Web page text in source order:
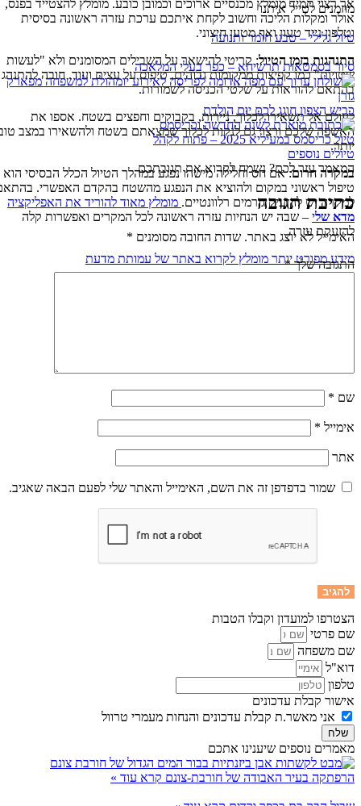
אך רצוי תמיד מומלץ מכנסיים ארוכים וכמובן כובע. מומלץ להצטייד בפנס,
אולר ומקלות הליכה וחשוב לקחת איתכם ערכת עזרה ראשונה בסיסית
וטלפון נייד טעון ואף מטען חיצוני.
התנהגות בזמן הטיול: קריטי להישאר על השבילים המסומנים ולא "לעשות
שטויות" כמו קפיצות ממקומות גבוהים, טיפוס על עצים ועוד. חובה להתנהג
בהתאם להוראות על שלטי הכניסה לשמורות.
לעולם אל תשאירו לכלוך, ניירות, בקבוקים וחפצים בשטח. אספו את
האשפה שלכם ורצוי גם לנקות לכלוך שמצאתם בשטח ולהשאירו במצב טוב
יותר.
במקרה חרום: אם חס וחלילה מישהו נפגע במהלך הטיול הכלל הבסיסי הוא
טיפול ראשוני במקום ולהוציא את הנפגע מהשטח בהקדם האפשרי. בהתאם
למקרה יש להזעיק גורמים רלוונטיים. מומלץ מאוד להוריד את האפליקציה
מדא שלי– שבה יש הנחיות עזרה ראשונה לכל המקרים ואפשרות קלה
להזעקת עזרה.
מידע מפורט יותר מומלץ לקרוא באתר של עמותת מדעת
מוזמנים לטייל איתנו
טיול גלילי – טבע חומר ותנועה
סיור בסמטאות תרשיחא – כפר בעלי המלאכה
כביש הצפון חוגג לכם יום הולדת
טיול כריסמס במעיליא 2025 – פתוח לקהל
טיולים נוספים
המאמר עזר לכם? נשמח לקרוא את תגובתכם
כתיבת תגובה
האימייל לא יוצג באתר. שדות החובה מסומנים*
התגובה שלך*
שם*
אימייל*
אתר
שמור בדפדפן זה את השם, האימייל והאתר שלי לפעם הבאה שאגיב.
הצטרפו למועדון וקבלו הטבות
שם פרטי
שם משפחה
דוא"ל
טלפון
אישור קבלת עדכונים
אני מאשר.ת קבלת עדכונים והנחות מעמרי טרוול
שלח
מאמרים נוספים שיענינו אתכם
הרפתקה בעיר האבודה של חורבת-צונםקרא עוד »